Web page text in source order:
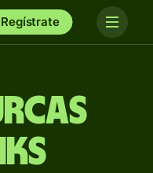
Regístrate